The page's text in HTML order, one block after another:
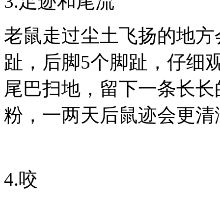
老鼠走过尘土飞扬的地
趾，后脚5个脚趾，仔细
尾巴扫地，留下一条长
粉，一两天后鼠迹会更清
4.咬